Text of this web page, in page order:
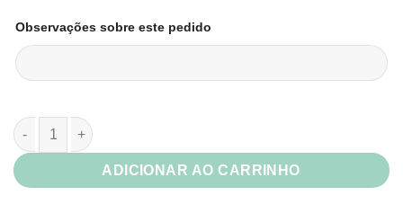
Observações sobre este pedido
Atacado | Papel Cartão C2S Ningbo Star 350g Pct c/ 100 Fls
ADICIONAR AO CARRINHO